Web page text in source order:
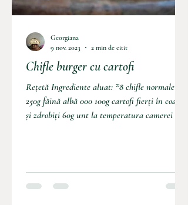
Chifle burger cu cartofi
Rețetă Ingrediente aluat: *8 chifle normale
250g făină albă 000 100g cartofi fierți în coajă
și zdrobiți 60g unt la temperatura camerei -...
Georgiana
9 nov. 2023
2 min de citit